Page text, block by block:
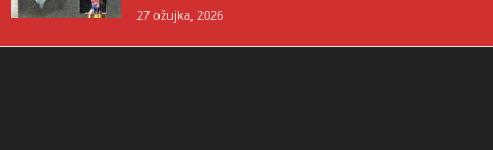
27 ožujka, 2026